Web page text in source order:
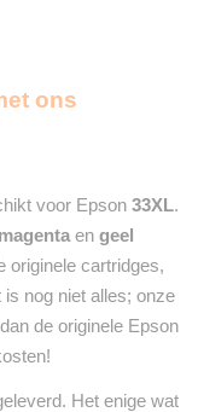
ons
voor Epson 33XL.
magenta en geel
originele cartridges,
nog niet alles; onze
de originele Epson
Het enige wat